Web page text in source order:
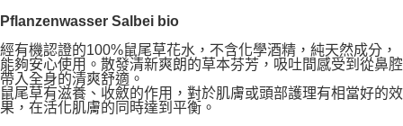
Google Pay
ATM付款
運送方式
Pflanzenwasser Salbei bio
經有機認證的100%鼠尾草花水，不含化學酒精，純天然成分，
能夠安心使用。散發清新爽朗的草本芬芳，吸吐間感受到從鼻腔
帶入全身的清爽舒適。
鼠尾草有滋養、收斂的作用，對於肌膚或頭部護理有相當好的效
果，在活化肌膚的同時達到平衡。